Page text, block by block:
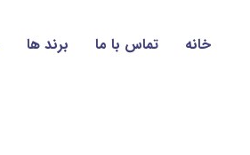
خانه تماس با ما برند ها